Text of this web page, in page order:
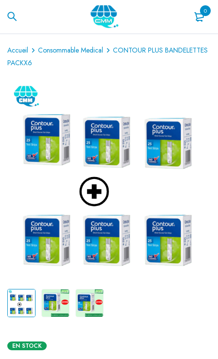
0
Accueil Consommable Medical
CONTOUR PLUS BANDELETTES
PACKX6
EN STOCK